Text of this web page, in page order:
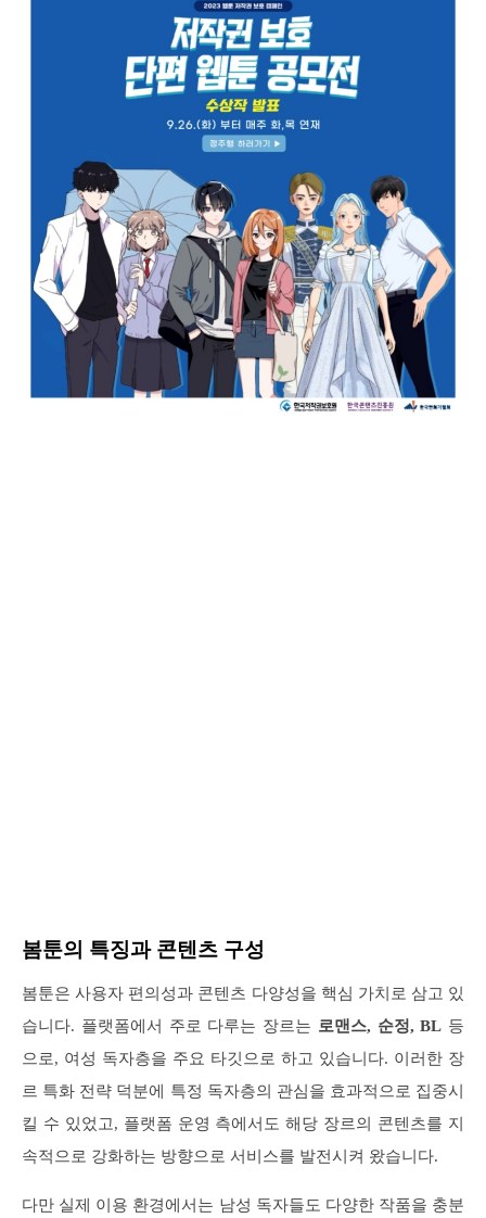
봄툰의 특징과 콘텐츠 구성
봄툰은 사용자 편의성과 콘텐츠 다양성을 핵심 가치로 삼고 있
습니다. 플랫폼에서 주로 다루는 장르는 로맨스, 순정, BL 등
으로, 여성 독자층을 주요 타깃으로 하고 있습니다. 이러한 장
르 특화 전략 덕분에 특정 독자층의 관심을 효과적으로 집중시
킬 수 있었고, 플랫폼 운영 측에서도 해당 장르의 콘텐츠를 지
속적으로 강화하는 방향으로 서비스를 발전시켜 왔습니다.
다만 실제 이용 환경에서는 남성 독자들도 다양한 작품을 충분